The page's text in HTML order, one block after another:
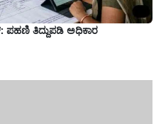
ಪಹಣಿ ತಿದ್ದುಪಡಿ ಅಧಿಕಾರ